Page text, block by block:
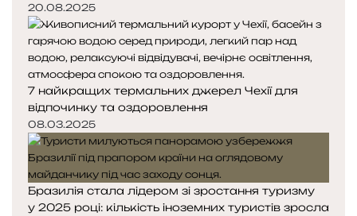
20.08.2025
7 найкращих термальних джерел Чехії для
відпочинку та оздоровлення
08.03.2025
Бразилія стала лідером зі зростання туризму
у 2025 році: кількість іноземних туристів зросла